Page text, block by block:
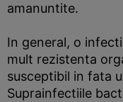
amanuntite.
In general, o
mult rezistenta
susceptibil in fata
Suprainfectiile